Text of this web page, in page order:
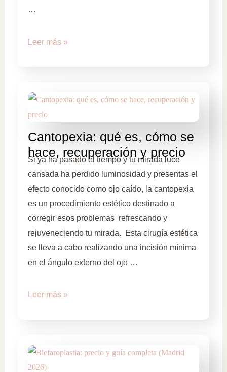
…
Leer más »
Cantopexia: qué es, cómo se
hace, recuperación y precio
Si ya ha pasado el tiempo y tu mirada luce
cansada ha perdido luminosidad y presentas el
efecto conocido como ojo caído, la cantopexia
es un procedimiento estético destinado a
corregir esos problemas refrescando y
rejuveneciendo tu mirada. Esta cirugía estética
se lleva a cabo realizando una incisión mínima
en el ángulo externo del ojo …
Leer más »